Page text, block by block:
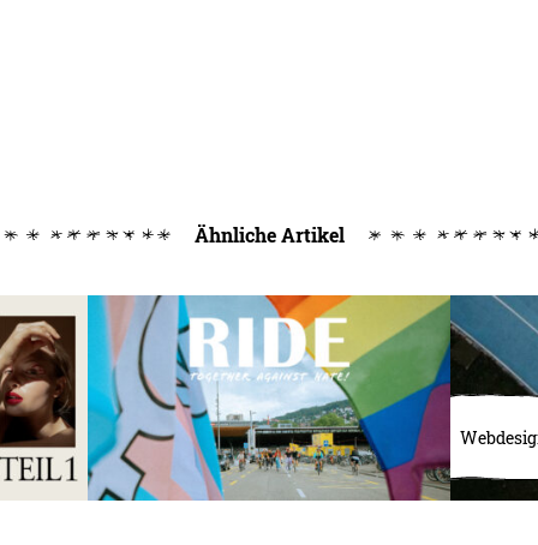
Ähnliche Artikel